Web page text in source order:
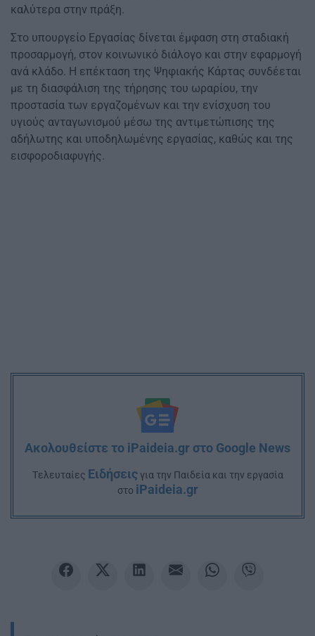
καλύτερα στην πράξη.
Στο υπουργείο Εργασίας δίνεται έμφαση στη σταδιακή
προσαρμογή, στον κοινωνικό διάλογο και στην εφαρμογή
ανά κλάδο. Η επέκταση της Ψηφιακής Κάρτας συνδέεται
με τη διασφάλιση της τήρησης του ωραρίου, την
προστασία των εργαζομένων και την ενίσχυση του
υγιούς ανταγωνισμού μέσω της αντιμετώπισης της
αδήλωτης και υποδηλωμένης εργασίας, καθώς και της
εισφοροδιαφυγής.
Ακολουθείστε το iPaideia.gr στο Google News
Tελευταίες Ειδήσειςγια την Παιδεία και την εργασία
στο iPaideia.gr